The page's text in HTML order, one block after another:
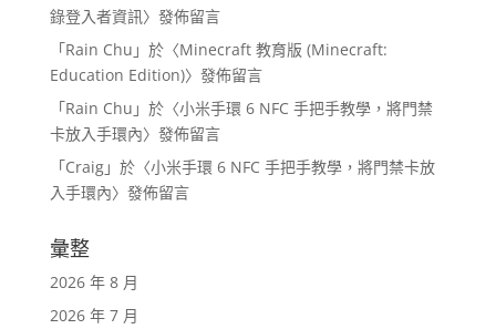
錄登入者資訊〉發佈留言
「Rain Chu 」於〈Minecraft 教育版 (Minecraft:
Education Edition)〉發佈留言
「Rain Chu 」於〈小米手環 6 NFC 手把手教學，將門禁
卡放入手環內〉發佈留言
「Craig」於〈小米手環 6 NFC 手把手教學，將門禁卡放
入手環內〉發佈留言
彙整
2026 年 8 月
2026 年 7 月